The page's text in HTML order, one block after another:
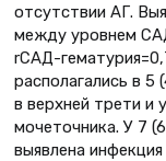
отсутствии АГ.
между уровнем
rСАД-
располагались в 5
в верхней трети и
мочеточника. У 7
выявлена